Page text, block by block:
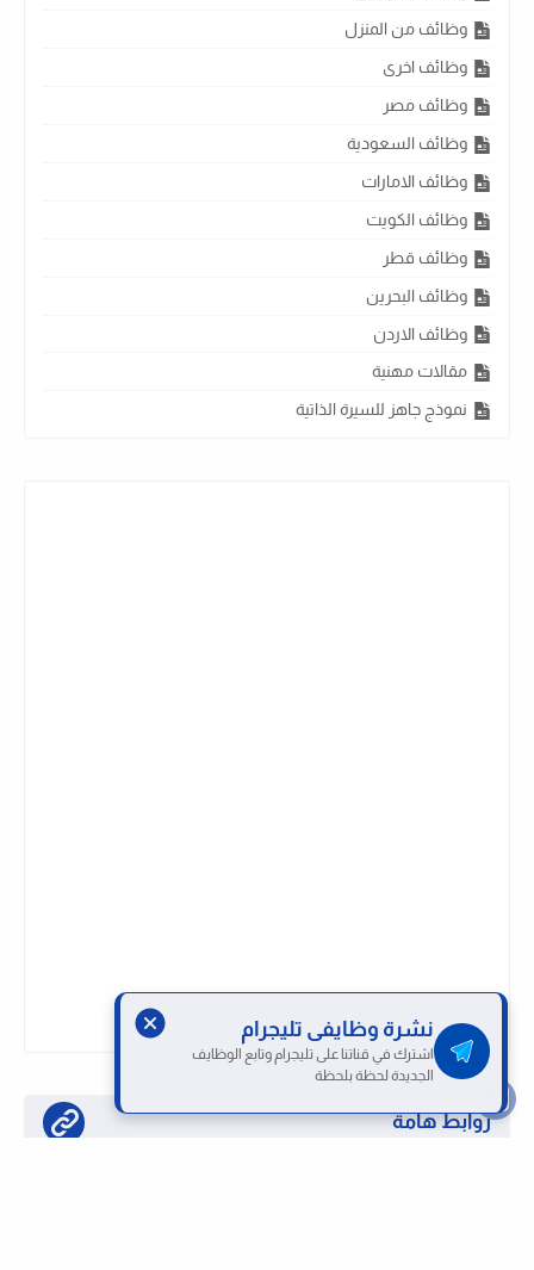
نشرة وظايفى تليجرام
اشترك في قناتنا على تليجرام وتابع الوظايف
الجديدة لحظة بلحظة
وظائف من المنزل
وظائف اخرى
وظائف مصر
وظائف السعودية
وظائف الامارات
وظائف الكويت
وظائف قطر
وظائف البحرين
وظائف الاردن
مقالات مهنية
نموذج جاهز للسيرة الذاتية
روابط هامة